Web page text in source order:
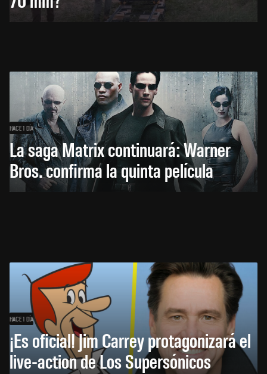
HACE 1 DÍA
La saga Matrix continuará: Warner
Bros. confirma la quinta película
HACE 1 DÍA
¡Es oficial! Jim Carrey protagonizará el
live-action de Los Supersónicos